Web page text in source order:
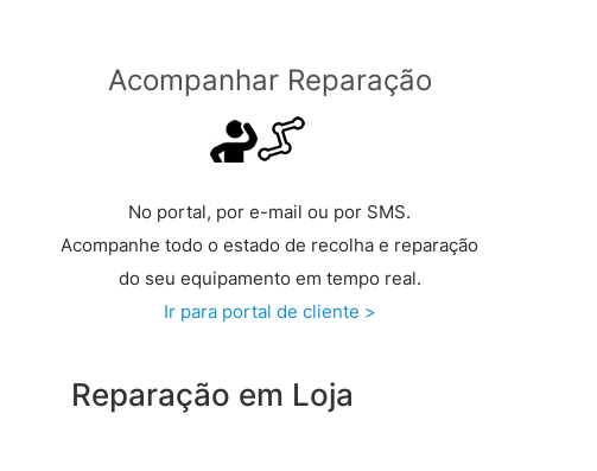
Acompanhar Reparação
No portal, por e-mail ou por SMS.
Acompanhe todo o estado de recolha e reparação
do seu equipamento em tempo real.
Ir para portal de cliente >
Reparação em Loja